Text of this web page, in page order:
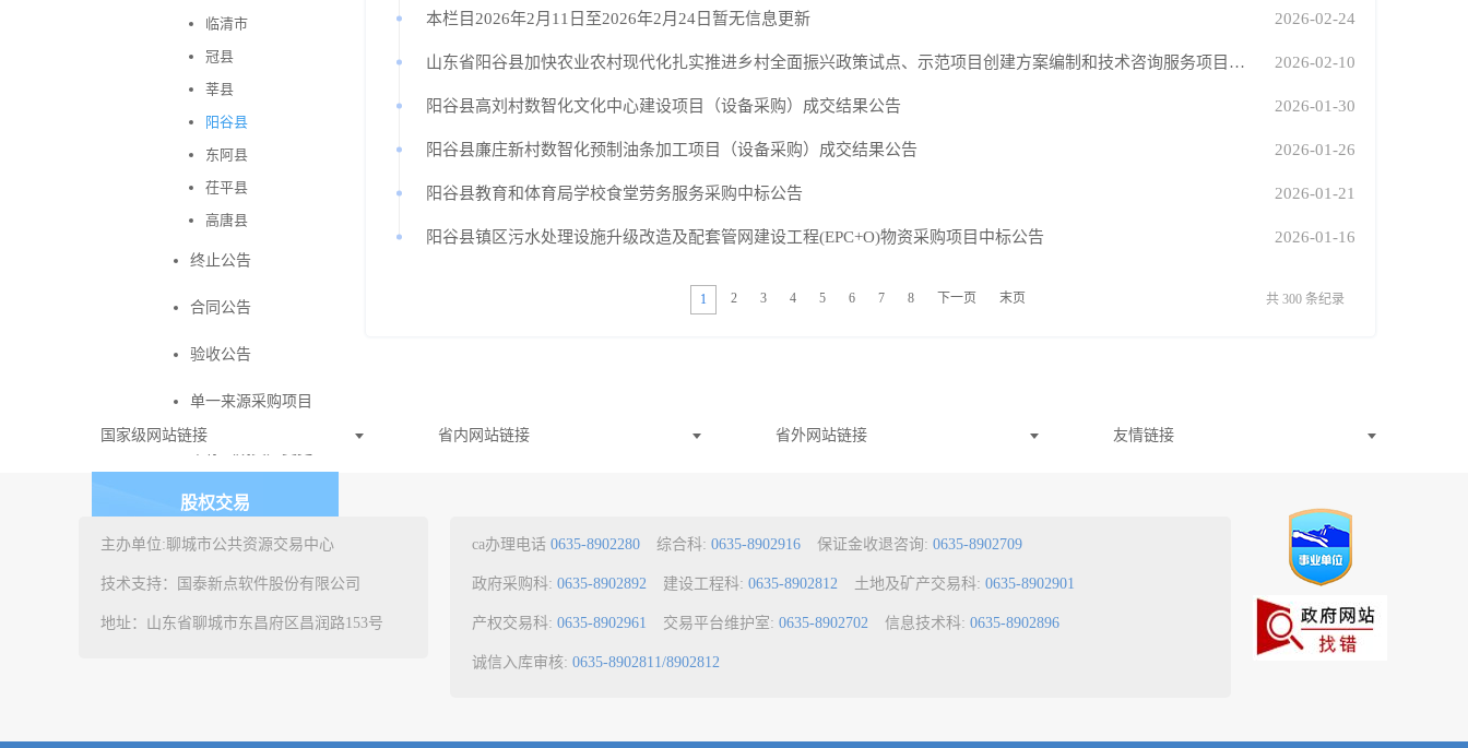
临清市
冠县
莘县
阳谷县
东阿县
茌平县
高唐县
终止公告
合同公告
验收公告
单一来源采购项目
股权交易
本栏目2026年2月11日至2026年2月24日暂无信息更新 2026-02-24
山东省阳谷县加快农业农村现代化扎实推进乡村全面振兴政策试点、示范项目创建方案编制和技术咨询服务项目中标公示 2026-02-10
阳谷县高刘村数智化文化中心建设项目（设备采购）成交结果公告‍‍ 2026-01-30
阳谷县廉庄新村数智化预制油条加工项目（设备采购）成交结果公告 2026-01-26
阳谷县教育和体育局学校食堂劳务服务采购中标公告 2026-01-21
阳谷县镇区污水处理设施升级改造及配套管网建设工程(EPC+O)物资采购项目中标公告 2026-01-16
1 2 3 4 5 6 7 8 下一页 末页 共 300 条纪录
国家级网站链接 省内网站链接 省外网站链接 友情链接
主办单位:聊城市公共资源交易中心
技术支持：国泰新点软件股份有限公司
地址：山东省聊城市东昌府区昌润路153号
ca办理电话 0635-8902280 综合科: 0635-8902916 保证金收退咨询: 0635-8902709
政府采购科: 0635-8902892 建设工程科: 0635-8902812 土地及矿产交易科: 0635-8902901
产权交易科: 0635-8902961 交易平台维护室: 0635-8902702 信息技术科: 0635-8902896
诚信入库审核: 0635-8902811/8902812